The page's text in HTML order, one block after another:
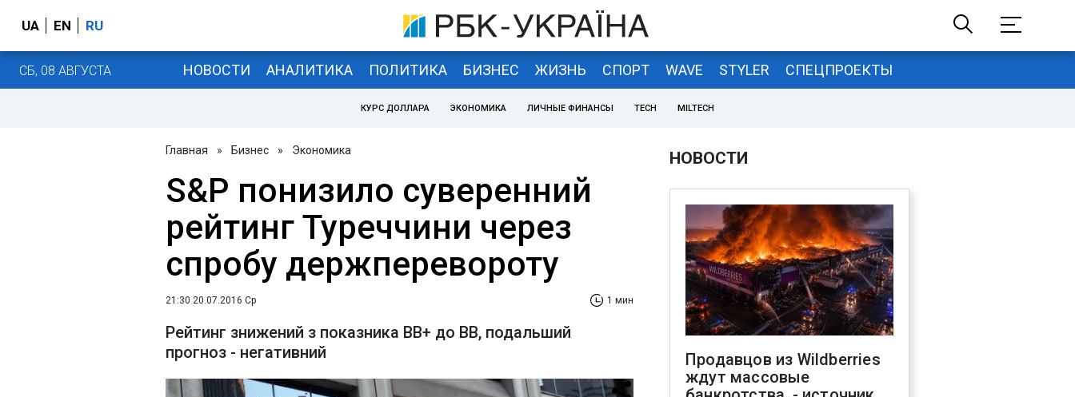
UA EN RU
СБ, 08 АВГУСТА НОВОСТИ АНАЛИТИКА ПОЛИТИКА БИЗНЕС ЖИЗНЬ СПОРТ WAVE STYLER СПЕЦПРОЕКТЫ
КУРС ДОЛЛАРА ЭКОНОМИКА ЛИЧНЫЕ ФИНАНСЫ TECH MILTECH
Главная » Бизнес » Экономика
S&P понизило суверенний
рейтинг Туреччини через
спробу держперевороту
21:30 20.07.2016 Ср 1 мин
Рейтинг знижений з показника ВВ+ до ВВ, подальший
прогноз - негативний
НОВОСТИ
Продавцов из Wildberries
ждут массовые